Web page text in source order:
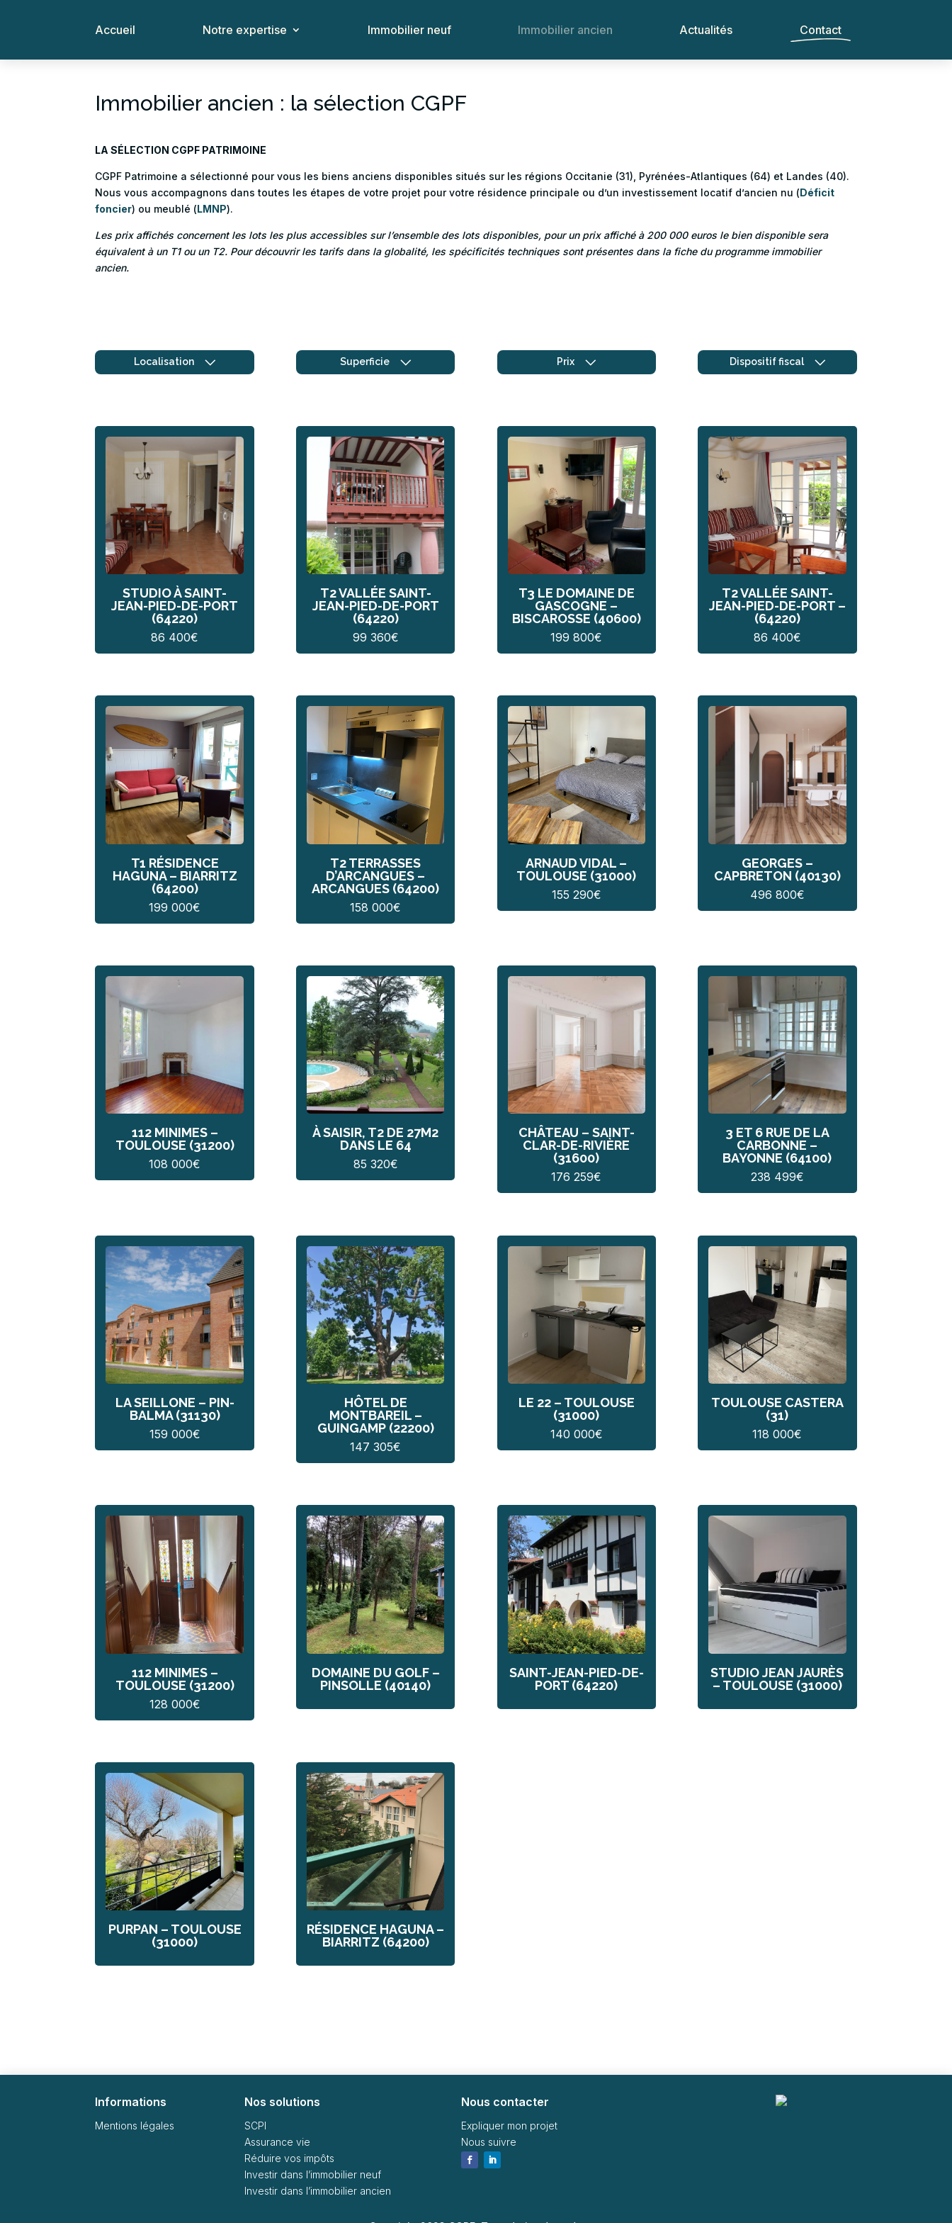
Accueil Notre expertise Immobilier neuf Immobilier ancien Actualités Contact
Immobilier ancien : la sélection CGPF
LA SÉLECTION CGPF PATRIMOINE
CGPF Patrimoine a sélectionné pour vous les biens anciens disponibles situés sur les régions Occitanie (31), Pyrénées-Atlantiques (64) et Landes (40).
Nous vous accompagnons dans toutes les étapes de votre projet pour votre résidence principale ou d’un investissement locatif d’ancien nu (Déficit
foncier) ou meublé (LMNP).
Les prix affichés concernent les lots les plus accessibles sur l’ensemble des lots disponibles, pour un prix affiché à 200 000 euros le bien disponible sera
équivalent à un T1 ou un T2. Pour découvrir les tarifs dans la globalité, les spécificités techniques sont présentes dans la fiche du programme immobilier
ancien.
Localisation Superficie Prix Dispositif fiscal
STUDIO À SAINT-
JEAN-PIED-DE-PORT
(64220)
86 400€
T2 VALLÉE SAINT-
JEAN-PIED-DE-PORT
(64220)
99 360€
T3 LE DOMAINE DE
GASCOGNE –
BISCAROSSE (40600)
199 800€
T2 VALLÉE SAINT-
JEAN-PIED-DE-PORT –
(64220)
86 400€
T1 RÉSIDENCE
HAGUNA – BIARRITZ
(64200)
199 000€
T2 TERRASSES
D’ARCANGUES –
ARCANGUES (64200)
158 000€
ARNAUD VIDAL –
TOULOUSE (31000)
155 290€
GEORGES –
CAPBRETON (40130)
496 800€
112 MINIMES –
TOULOUSE (31200)
108 000€
À SAISIR, T2 DE 27M2
DANS LE 64
85 320€
CHÂTEAU – SAINT-
CLAR-DE-RIVIÈRE
(31600)
176 259€
3 ET 6 RUE DE LA
CARBONNE –
BAYONNE (64100)
238 499€
LA SEILLONE – PIN-
BALMA (31130)
159 000€
HÔTEL DE
MONTBAREIL –
GUINGAMP (22200)
147 305€
LE 22 – TOULOUSE
(31000)
140 000€
TOULOUSE CASTERA
(31)
118 000€
112 MINIMES –
TOULOUSE (31200)
128 000€
DOMAINE DU GOLF –
PINSOLLE (40140)
SAINT-JEAN-PIED-DE-
PORT (64220)
STUDIO JEAN JAURÈS
– TOULOUSE (31000)
PURPAN – TOULOUSE
(31000)
RÉSIDENCE HAGUNA –
BIARRITZ (64200)
Informations
Mentions légales
Nos solutions
SCPI
Assurance vie
Réduire vos impôts
Investir dans l’immobilier neuf
Investir dans l’immobilier ancien
Nous contacter
Expliquer mon projet
Nous suivre